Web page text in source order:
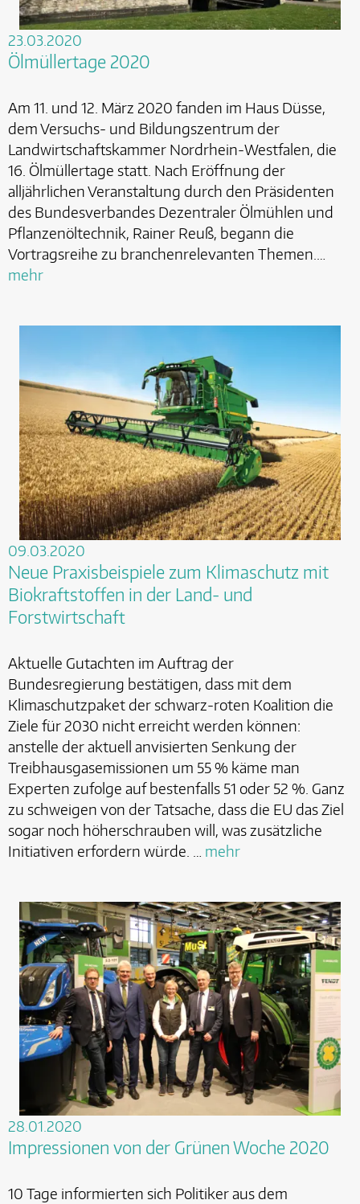
23.03.2020
Ölmüllertage 2020
Am 11. und 12. März 2020 fanden im Haus Düsse,
dem Versuchs- und Bildungszentrum der
Landwirtschaftskammer Nordrhein-Westfalen, die
16. Ölmüllertage statt. Nach Eröffnung der
alljährlichen Veranstaltung durch den Präsidenten
des Bundesverbandes Dezentraler Ölmühlen und
Pflanzenöltechnik, Rainer Reuß, begann die
Vortragsreihe zu branchenrelevanten Themen.…
mehr
09.03.2020
Neue Praxisbeispiele zum Klimaschutz mit
Biokraftstoffen in der Land- und
Forstwirtschaft
Aktuelle Gutachten im Auftrag der
Bundesregierung bestätigen, dass mit dem
Klimaschutzpaket der schwarz-roten Koalition die
Ziele für 2030 nicht erreicht werden können:
anstelle der aktuell anvisierten Senkung der
Treibhausgasemissionen um 55 % käme man
Experten zufolge auf bestenfalls 51 oder 52 %. Ganz
zu schweigen von der Tatsache, dass die EU das Ziel
sogar noch höherschrauben will, was zusätzliche
Initiativen erfordern würde. … mehr
28.01.2020
Impressionen von der Grünen Woche 2020
10 Tage informierten sich Politiker aus dem